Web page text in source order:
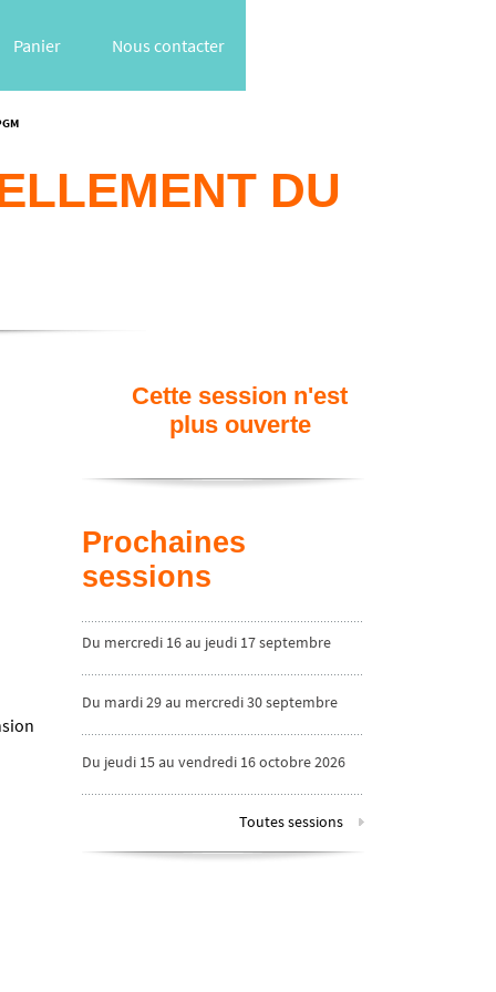
Panier Nous contacter
DU
Cette session n'est
plus ouverte
Prochaines
sessions
Du mercredi 16 au jeudi 17 septembre
Du mardi 29 au mercredi 30 septembre
Du jeudi 15 au vendredi 16 octobre 2026
Toutes sessions